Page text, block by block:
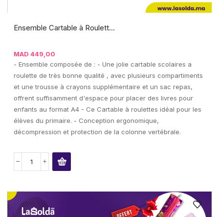
Ensemble Cartable à Roulett...
MAD 449,00
- Ensemble composée de : - Une jolie cartable scolaires a
roulette de très bonne qualité , avec plusieurs compartiments
et une trousse à crayons supplémentaire et un sac repas,
offrent suffisamment d'espace pour placer des livres pour
enfants au format A4 - Ce Cartable à roulettes idéal pour les
élèves du primaire. - Conception ergonomique,
décompression et protection de la colonne vertébrale.